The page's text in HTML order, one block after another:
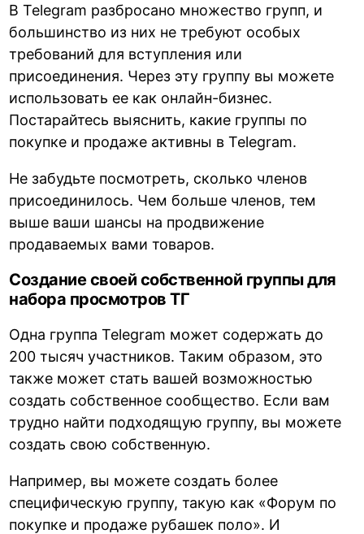
В Telegram разбросано множество групп, и
большинство из них не требуют особых
требований для вступления или
присоединения. Через эту группу вы можете
использовать ее как онлайн-бизнес.
Постарайтесь выяснить, какие группы по
покупке и продаже активны в Telegram.
Не забудьте посмотреть, сколько членов
присоединилось. Чем больше членов, тем
выше ваши шансы на продвижение
продаваемых вами товаров.
Создание своей собственной группы для
набора просмотров ТГ
Одна группа Telegram может содержать до
200 тысяч участников. Таким образом, это
также может стать вашей возможностью
создать собственное сообщество. Если вам
трудно найти подходящую группу, вы можете
создать свою собственную.
Например, вы можете создать более
специфическую группу, такую как «Форум по
покупке и продаже рубашек поло». И